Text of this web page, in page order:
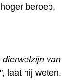
beroep,
dierwelzijn van
, laat hij weten.